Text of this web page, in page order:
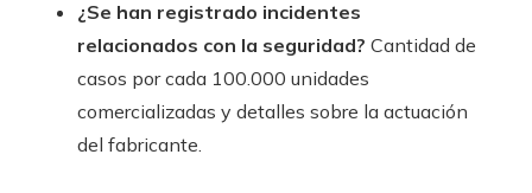
¿Se han registrado incidentes
relacionados con la seguridad? Cantidad de
casos por cada 100.000 unidades
comercializadas y detalles sobre la actuación
del fabricante.